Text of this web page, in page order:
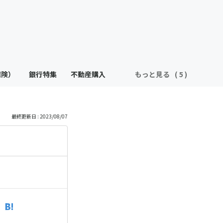
） 銀行特集 不動産購入 もっと見る
最終更新日 : 2023/08/07